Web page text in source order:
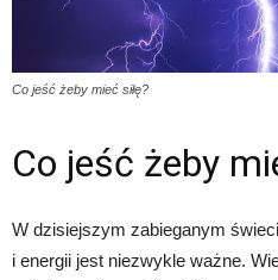
Co jeść żeby mieć siłę?
Co jeść żeby
W dzisiejszym zabieganym
i energii jest niezwykle ważne.